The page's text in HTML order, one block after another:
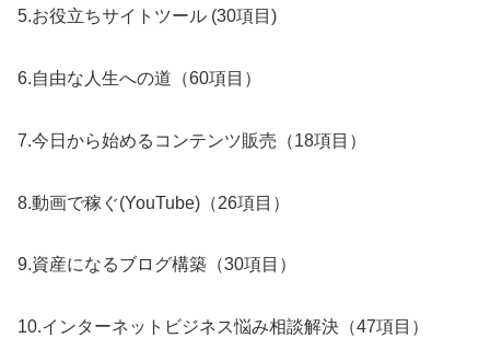
5.お役立ちサイトツール (30項目)
6.自由な人生への道（60項目）
7.今日から始めるコンテンツ販売（18項目）
8.動画で稼ぐ(YouTube)（26項目）
9.資産になるブログ構築（30項目）
10.インターネットビジネス悩み相談解決（47項目）